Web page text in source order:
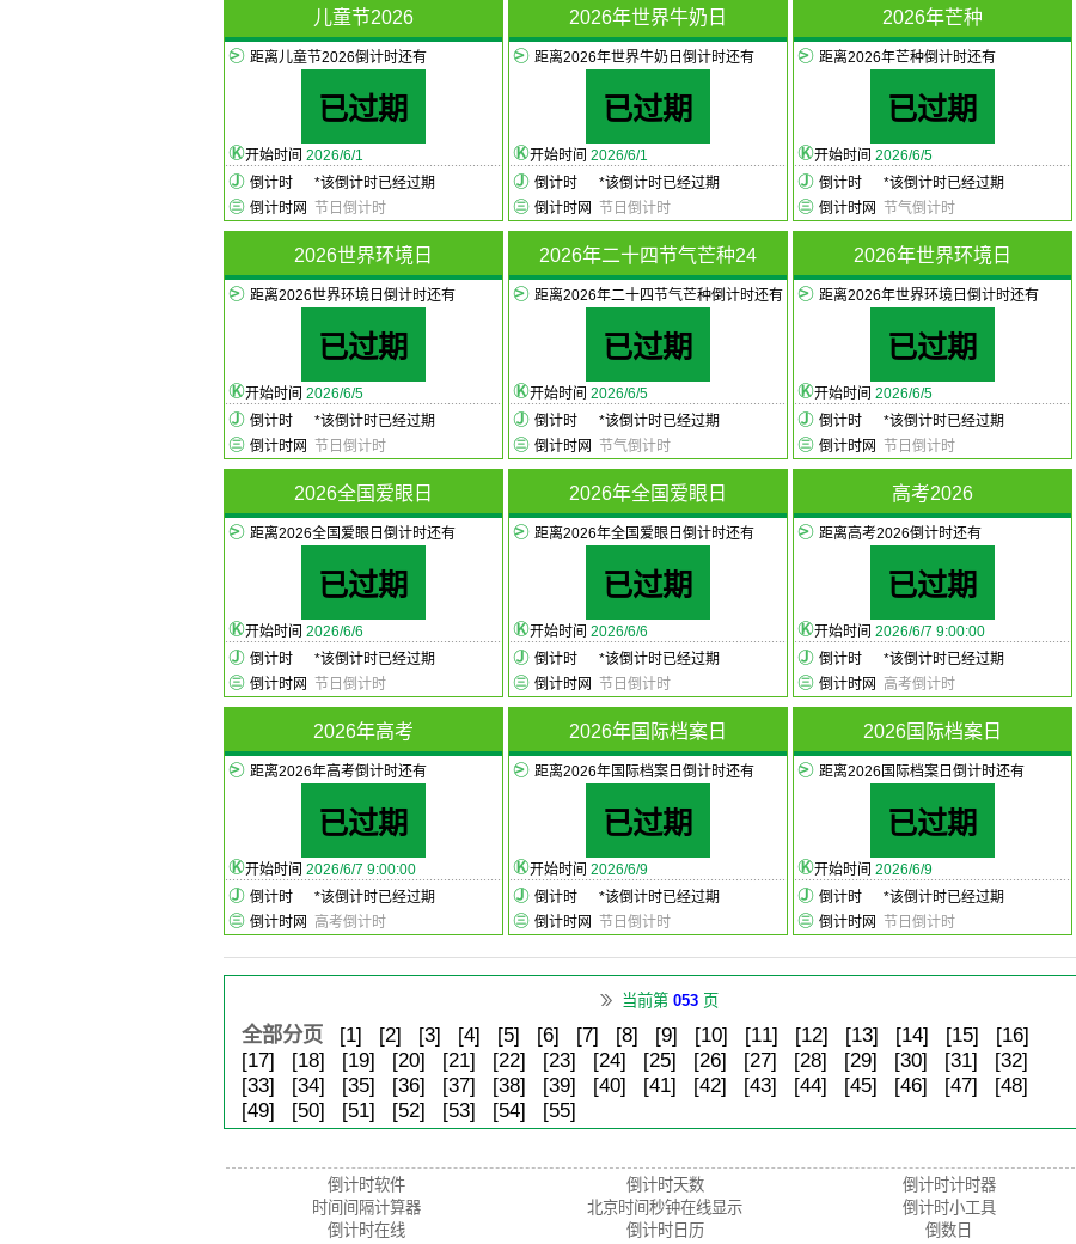
儿童节2026
距离儿童节2026倒计时还有
已过期
开始时间 2026/6/1
倒计时
*该倒计时已经过期
倒计时网
节日倒计时
2026年世界牛奶日
距离2026年世界牛奶日倒计时还有
已过期
开始时间 2026/6/1
倒计时
*该倒计时已经过期
倒计时网
节日倒计时
2026年芒种
距离2026年芒种倒计时还有
已过期
开始时间 2026/6/5
倒计时
*该倒计时已经过期
倒计时网
节气倒计时
2026世界环境日
距离2026世界环境日倒计时还有
已过期
开始时间 2026/6/5
倒计时
*该倒计时已经过期
倒计时网
节日倒计时
2026年二十四节气芒种24
距离2026年二十四节气芒种倒计时还有
已过期
开始时间 2026/6/5
倒计时
*该倒计时已经过期
倒计时网
节气倒计时
2026年世界环境日
距离2026年世界环境日倒计时还有
已过期
开始时间 2026/6/5
倒计时
*该倒计时已经过期
倒计时网
节日倒计时
2026全国爱眼日
距离2026全国爱眼日倒计时还有
已过期
开始时间 2026/6/6
倒计时
*该倒计时已经过期
倒计时网
节日倒计时
2026年全国爱眼日
距离2026年全国爱眼日倒计时还有
已过期
开始时间 2026/6/6
倒计时
*该倒计时已经过期
倒计时网
节日倒计时
高考2026
距离高考2026倒计时还有
已过期
开始时间 2026/6/7 9:00:00
倒计时
*该倒计时已经过期
倒计时网
高考倒计时
2026年高考
距离2026年高考倒计时还有
已过期
开始时间 2026/6/7 9:00:00
倒计时
*该倒计时已经过期
倒计时网
高考倒计时
2026年国际档案日
距离2026年国际档案日倒计时还有
已过期
开始时间 2026/6/9
倒计时
*该倒计时已经过期
倒计时网
节日倒计时
2026国际档案日
距离2026国际档案日倒计时还有
已过期
开始时间 2026/6/9
倒计时
*该倒计时已经过期
倒计时网
节日倒计时
当前第 053 页
全部分页 [1] [2] [3] [4] [5] [6] [7] [8] [9] [10] [11] [12] [13] [14] [15]
[16]
[17]
[18] [19] [20] [21] [22] [23] [24] [25] [26] [27] [28] [29] [30] [31]
[32]
[33]
[34] [35] [36] [37] [38] [39] [40] [41] [42] [43] [44] [45] [46] [47]
[48]
[49]
[50] [51] [52] [53] [54] [55]
倒计时软件
时间间隔计算器
倒计时在线
倒计时天数
北京时间秒钟在线显示
倒计时日历
倒计时计时器
倒计时小工具
倒数日